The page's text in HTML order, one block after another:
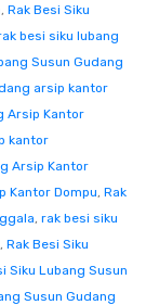
, Rak Besi Siku
besi siku lubang
Susun Gudang
arsip kantor
Arsip Kantor
kantor
Arsip Kantor
Kantor Dompu, Rak
, rak besi siku
, Rak Besi Siku
Siku Lubang Susun
Susun Gudang